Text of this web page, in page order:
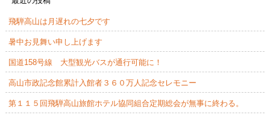
飛騨高山は月遅れの七夕です
暑中お見舞い申し上げます
国道158号線 大型観光バスが通行可能に！
高山市政記念館累計入館者３６０万人記念セレモニー
第１１５回飛騨高山旅館ホテル協同組合定期総会が無事に終わる。